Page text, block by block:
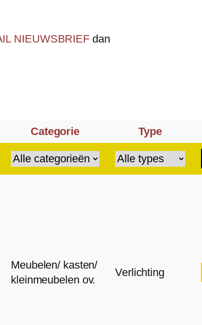
NIEUWSBRIEF dan
Categorie Type
Meubelen/ kasten/
kleinmeubelen ov.
Verlichting